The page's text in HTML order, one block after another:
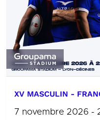
XV MASCULIN -
7 novembre 2026 -